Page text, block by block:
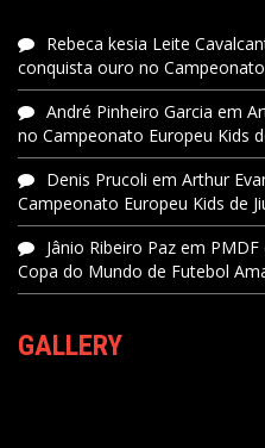
Rebeca kesia Leite
conquista ouro no
André Pinheiro Garcia em
no Campeonato Europeu Kids
Denis Prucoli em Arthur
Campeonato Europeu Kids de
Jânio Ribeiro Paz em
Copa do Mundo de Futebol
GALLERY